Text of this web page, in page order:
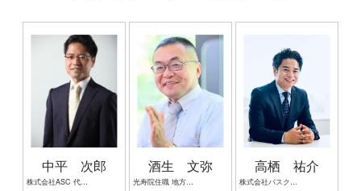
中平 次郎
株式会社ASC 代表取締役
酒生 文弥
光寿院住職 地方創生株式会社代表取締役社長 在日本ルーマニア商工会議所会頭
高栖 祐介
株式会社パスクリエ代表取締役社長 株式会社クロスマーケティング上席執行役員 株式会社エクスクリエ取締役